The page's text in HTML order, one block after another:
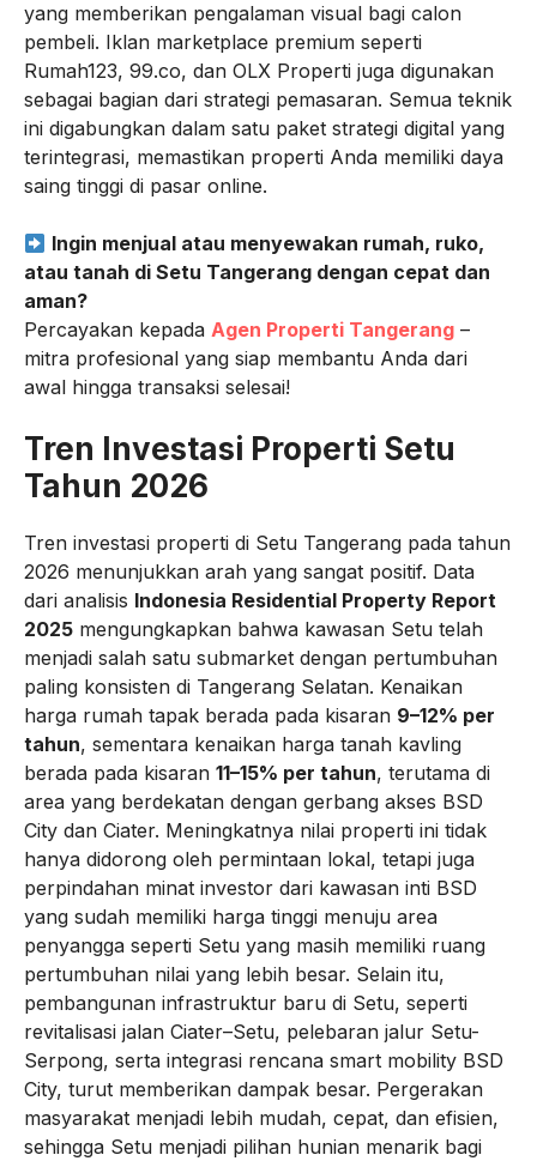
yang memberikan pengalaman visual bagi calon
pembeli. Iklan marketplace premium seperti
Rumah123, 99.co, dan OLX Properti juga digunakan
sebagai bagian dari strategi pemasaran. Semua teknik
ini digabungkan dalam satu paket strategi digital yang
terintegrasi, memastikan properti Anda memiliki daya
saing tinggi di pasar online.
Ingin menjual atau menyewakan rumah, ruko,
atau tanah di Setu Tangerang dengan cepat dan
aman?
Percayakan kepada Agen Properti Tangerang –
mitra profesional yang siap membantu Anda dari
awal hingga transaksi selesai!
Tren Investasi Properti Setu
Tahun 2026
Tren investasi properti di Setu Tangerang pada tahun
2026 menunjukkan arah yang sangat positif. Data
dari analisis Indonesia Residential Property Report
2025 mengungkapkan bahwa kawasan Setu telah
menjadi salah satu submarket dengan pertumbuhan
paling konsisten di Tangerang Selatan. Kenaikan
harga rumah tapak berada pada kisaran 9–12% per
tahun, sementara kenaikan harga tanah kavling
berada pada kisaran 11–15% per tahun, terutama di
area yang berdekatan dengan gerbang akses BSD
City dan Ciater. Meningkatnya nilai properti ini tidak
hanya didorong oleh permintaan lokal, tetapi juga
perpindahan minat investor dari kawasan inti BSD
yang sudah memiliki harga tinggi menuju area
penyangga seperti Setu yang masih memiliki ruang
pertumbuhan nilai yang lebih besar. Selain itu,
pembangunan infrastruktur baru di Setu, seperti
revitalisasi jalan Ciater–Setu, pelebaran jalur Setu-
Serpong, serta integrasi rencana smart mobility BSD
City, turut memberikan dampak besar. Pergerakan
masyarakat menjadi lebih mudah, cepat, dan efisien,
sehingga Setu menjadi pilihan hunian menarik bagi